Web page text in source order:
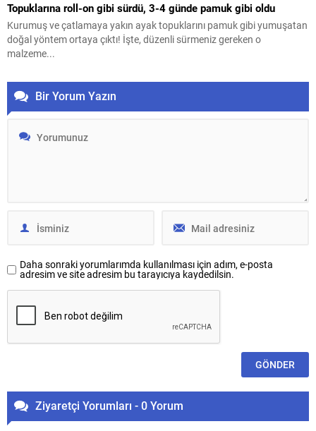
Topuklarına roll-on gibi sürdü, 3-4 günde pamuk gibi oldu
Kurumuş ve çatlamaya yakın ayak topuklarını pamuk gibi yumuşatan
doğal yöntem ortaya çıktı! İşte, düzenli sürmeniz gereken o
malzeme...
Bir Yorum Yazın
Daha sonraki yorumlarımda kullanılması için adım, e-posta
adresim ve site adresim bu tarayıcıya kaydedilsin.
Ziyaretçi Yorumları - 0 Yorum